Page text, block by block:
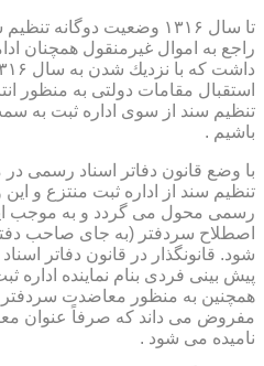
تا سال ۱۳۱۶ وضعیت
راجع به اموال غیرمنقول همچنان
استقبال مقامات دولتی به منظور
تنظیم سند از سوی اداره ثبت به
باشیم .
تنظیم سند از اداره ثبت منتزع و
رسمی محول می گردد و به موجب این
اصطلاح سردفتر (به جای صاحب
پیش بینی فردی بنام نماینده اداره
همچنین به منظور معاضدت سردفتر
مفروض می داند كه صرفاً عنوان
نامیده می شود .